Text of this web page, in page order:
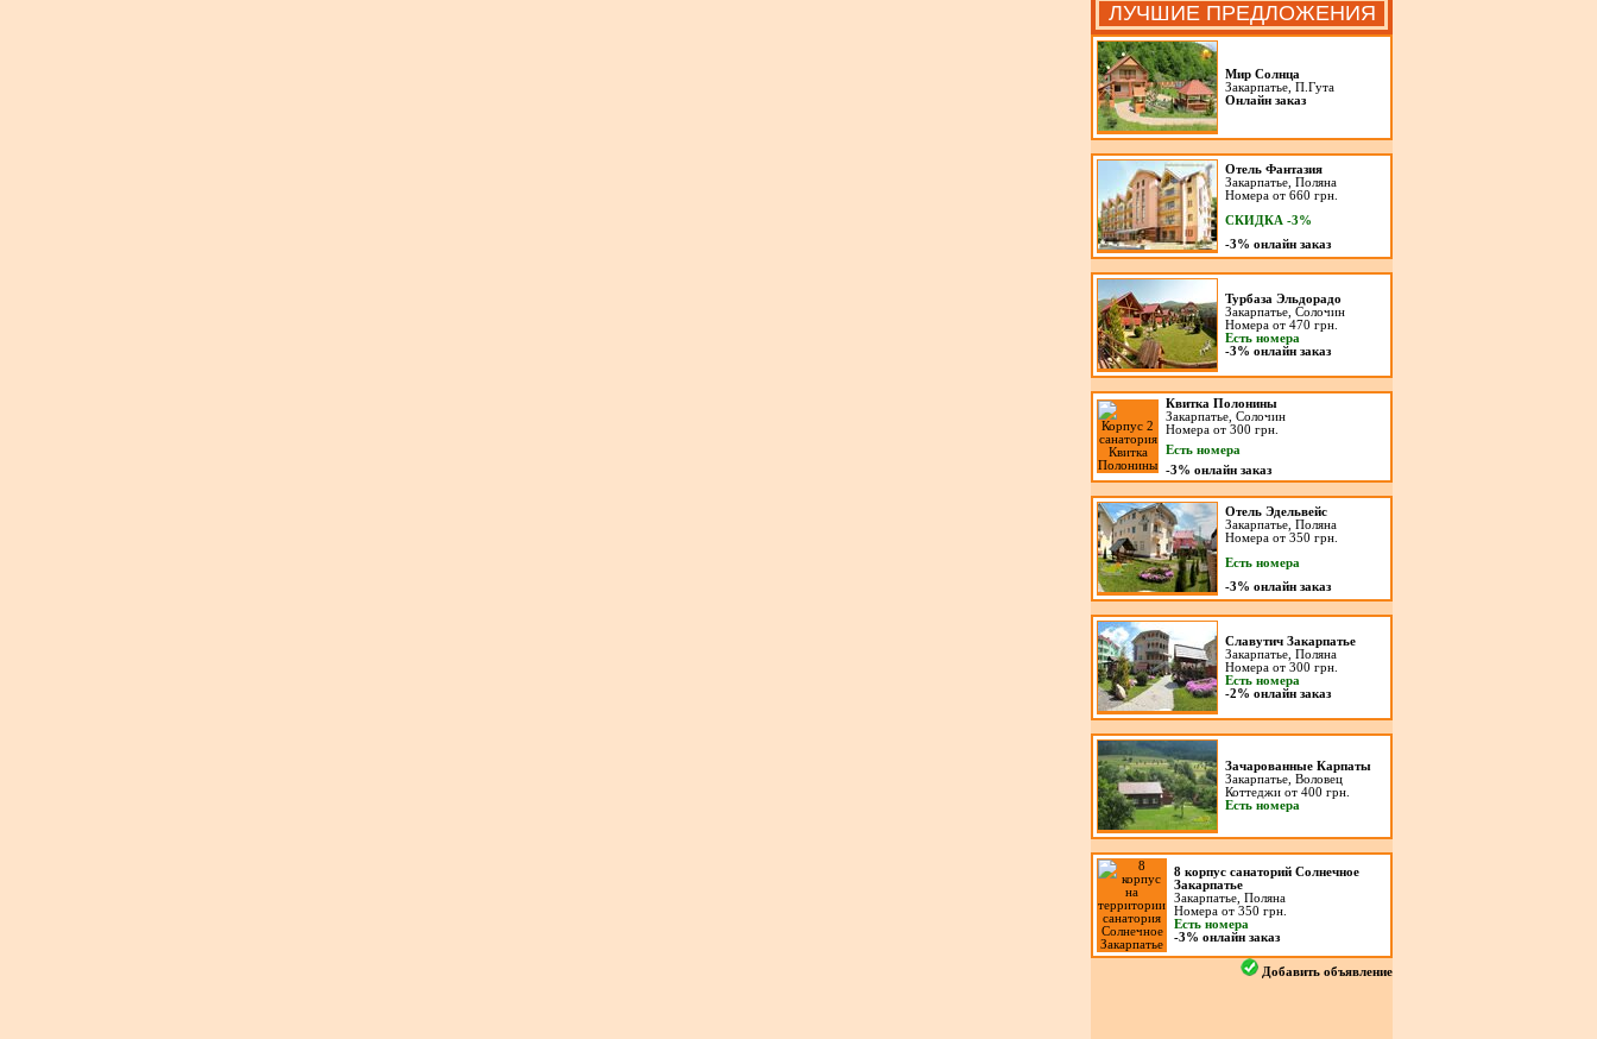
ЛУЧШИЕ ПРЕДЛОЖЕНИЯ
Мир Солнца
Закарпатье, П.Гута
Онлайн заказ
Отель Фантазия
Закарпатье, Поляна
Номера от 660 грн.
СКИДКА -3%
-3% онлайн заказ
Турбаза Эльдорадо
Закарпатье, Солочин
Номера от 470 грн.
Есть номера
-3% онлайн заказ
Квитка Полонины
Закарпатье, Солочин
Номера от 300 грн.
Есть номера
-3% онлайн заказ
Отель Эдельвейс
Закарпатье, Поляна
Номера от 350 грн.
Есть номера
-3% онлайн заказ
Славутич Закарпатье
Закарпатье, Поляна
Номера от 300 грн.
Есть номера
-2% онлайн заказ
Зачарованные Карпаты
Закарпатье, Воловец
Коттеджи от 400 грн.
Есть номера
8 корпус санаторий Солнечное
Закарпатье
Закарпатье, Поляна
Номера от 350 грн.
Есть номера
-3% онлайн заказ
Добавить объявление